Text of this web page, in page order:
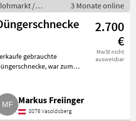
/
3 Monate online
2.700
€
MwSt nicht
ausweisbar
gebrauchte
war zum
Funktioniert
und wurde zum
von Big
Markus Freiinger
8076 Vasoldsberg